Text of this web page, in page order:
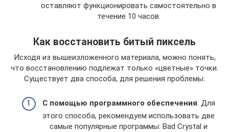
оставляют функционировать самостоятельно в
течение 10 часов.
Как восстановить битый пиксель
Исходя из вышеизложенного материала, можно понять,
что восстановлению подлежат только «цветные» точки.
Существует два способа, для решения проблемы:
С помощью программного обеспечения. Для
этого способа, рекомендуем использовать две
самые популярные программы: Bad Crystal и